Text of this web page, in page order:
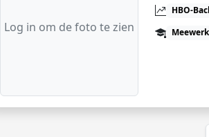
Log in om de foto te zien
HBO-